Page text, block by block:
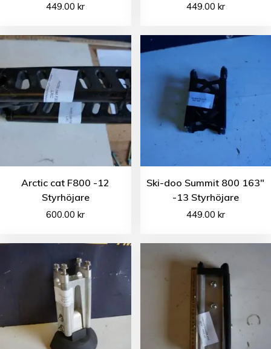
449.00kr 449.00 kr
Arctic cat F800 -12
Styrhöjare
600.00kr
Ski-doo Summit 800 163″
-13 Styrhöjare
449.00 kr